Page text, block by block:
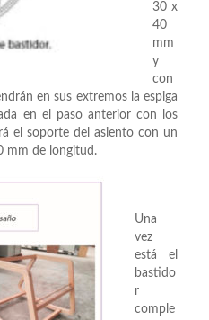
30 x
40
mm
y
con
en sus extremos la espiga
en el paso anterior con los
el soporte del asiento con un
mm de longitud.
Una
vez
está el
bastido
r
comple